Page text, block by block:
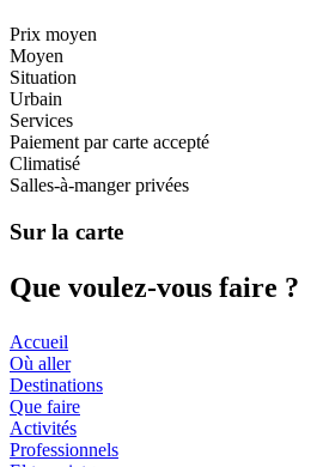
Prix moyen
Moyen
Situation
Urbain
Services
Paiement par carte accepté
Climatisé
Salles-à-manger privées
Sur la carte
Que voulez-vous faire ?
Accueil
Où aller
Destinations
Que faire
Activités
Professionnels